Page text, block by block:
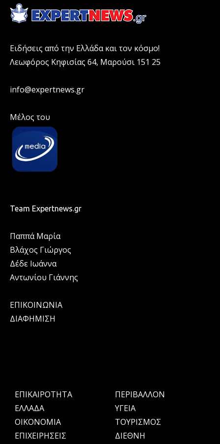
Ειδήσεις από την Ελλάδα και τον κόσμο!
Λεωφόρος Κηφισίας 64, Μαρούσι 151 25
info@expertnews.gr
Μέλος του
Team Expertnews.gr
Παππά Μαρία
Βλάχος Γιώργος
Δέδε Ιωάννα
Αντωνίου Γιάννης
ΕΠΙΚΟΙΝΩΝΙΑ
ΔΙΑΦΗΜΙΣΗ
ΕΠΙΚΑΙΡΟΤΗΤΑ
ΕΛΛΑΔΑ
OIKONOMIA
ΕΠΙΧΕΙΡΗΣΕΙΣ
ΠΕΡΙΒΑΛΛΟΝ
ΥΓΕΙΑ
ΤΟΥΡΙΣΜΟΣ
ΔΙΕΘΝΗ